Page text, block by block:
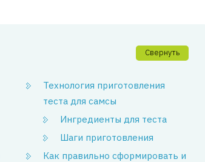
Свернуть
Технология приготовления
теста для самсы
Ингредиенты для теста
Шаги приготовления
Как правильно сформировать и